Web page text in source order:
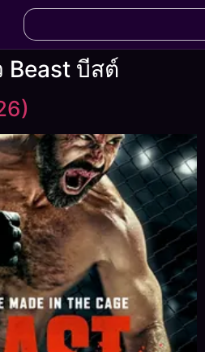
Beast บีสต์